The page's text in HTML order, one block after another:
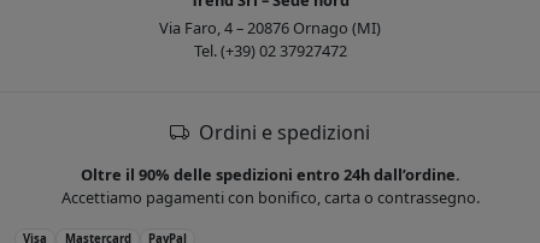
Via Faro, 4 – 20876 Ornago (MI)
Tel. (+39) 02 37927472
Ordini e spedizioni
Oltre il 90% delle spedizioni entro 24h dall’ordine.
Accettiamo pagamenti con bonifico, carta o contrassegno.
Visa Mastercard PayPal